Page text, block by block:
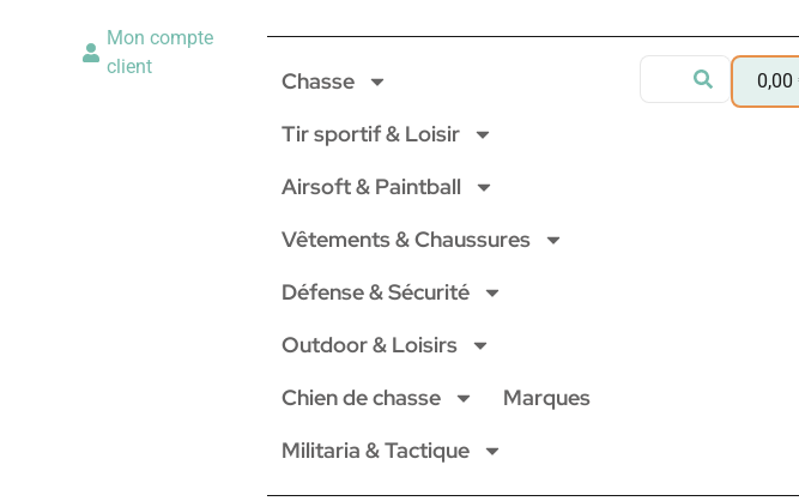
Mon compte
client
Chasse
Tir sportif & Loisir
Airsoft & Paintball
Vêtements & Chaussures
Défense & Sécurité
Outdoor & Loisirs
Chien de chasse
Marques
Militaria & Tactique
0,00